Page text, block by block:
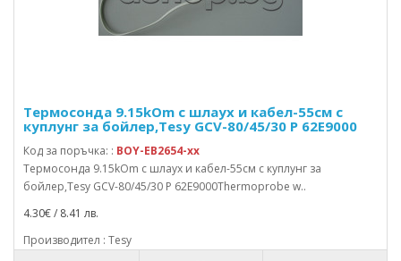
Термосонда 9.15kOm с шлаух и кабел-55см с
куплунг за бойлер,Tesy GCV-80/45/30 P 62E9000
Код за поръчка: : BOY-EB2654-xx
Термосонда 9.15kOm с шлаух и кабел-55см с куплунг за
бойлер,Tesy GCV-80/45/30 P 62E9000Thermoprobe w..
4.30€ / 8.41 лв.
Производител : Tesy